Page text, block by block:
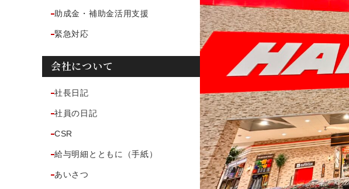
助成金・補助金活用支援
緊急対応
会社について
社長日記
社員の日記
CSR
給与明細とともに（手紙）
あいさつ